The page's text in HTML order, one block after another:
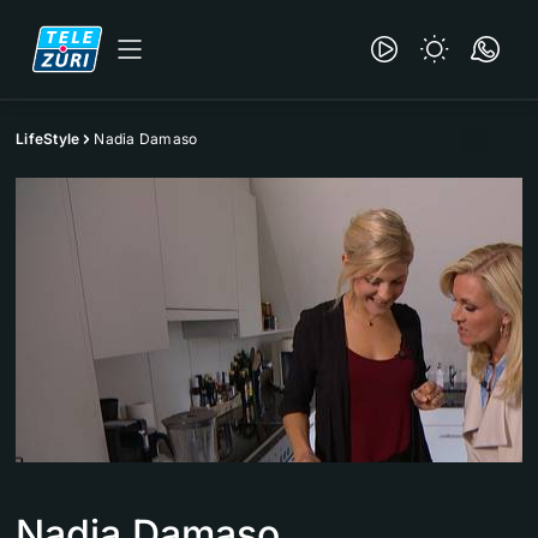
LifeStyle Nadia Damaso